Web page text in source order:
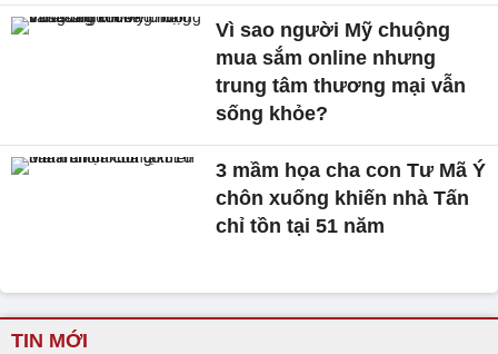
Vì sao người Mỹ chuộng
mua sắm online nhưng
trung tâm thương mại vẫn
sống khỏe?
3 mầm họa cha con Tư Mã Ý
chôn xuống khiến nhà Tấn
chỉ tồn tại 51 năm
TIN MỚI